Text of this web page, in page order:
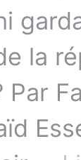
la
Par